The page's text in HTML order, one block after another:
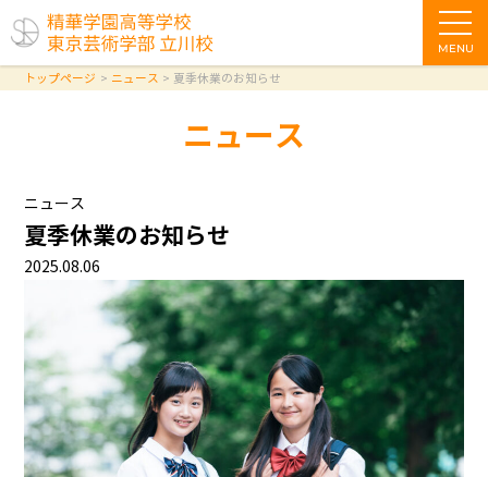
MENU
トップページ ニュース 夏季休業のお知らせ
ニュース
ニュース
夏季休業のお知らせ
2025.08.06